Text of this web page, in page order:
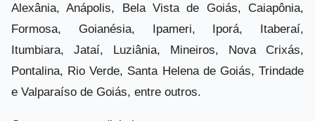
Alexânia, Anápolis, Bela Vista de Goiás, Caiapônia,
Formosa, Goianésia, Ipameri, Iporá, Itaberaí,
Itumbiara, Jataí, Luziânia, Mineiros, Nova Crixás,
Pontalina, Rio Verde, Santa Helena de Goiás, Trindade
e Valparaíso de Goiás, entre outros.